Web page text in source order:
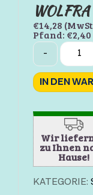
€14,28
Pfand:€2,40
Quantity
-
IN DEN
Wir
zu Ihnen
Hause!
KATEGORIE: